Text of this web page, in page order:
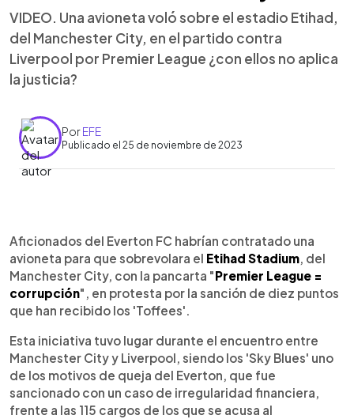
VIDEO. Una avioneta voló sobre el estadio Etihad,
del Manchester City, en el partido contra
Liverpool por Premier League ¿con ellos no aplica
la justicia?
PorEFE
Publicado el 25 de noviembre de 2023
Escuchar artículo
Aficionados del Everton FC habrían contratado una
avioneta para que sobrevolara el Etihad Stadium, del
Manchester City, con la pancarta "Premier League =
corrupción", en protesta por la sanción de diez puntos
que han recibido los 'Toffees'.
Esta iniciativa tuvo lugar durante el encuentro entre
Manchester City y Liverpool, siendo los 'Sky Blues' uno
de los motivos de queja del Everton, que fue
sancionado con un caso de irregularidad financiera,
frente a las 115 cargos de los que se acusa al